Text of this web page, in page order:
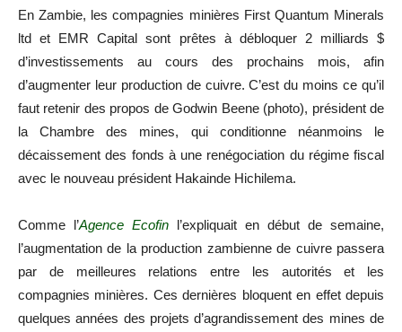
En Zambie, les compagnies minières First Quantum Minerals
ltd et EMR Capital sont prêtes à débloquer 2 milliards $
d’investissements au cours des prochains mois, afin
d’augmenter leur production de cuivre. C’est du moins ce qu’il
faut retenir des propos de Godwin Beene (photo), président de
la Chambre des mines, qui conditionne néanmoins le
décaissement des fonds à une renégociation du régime fiscal
avec le nouveau président Hakainde Hichilema.
Comme l’Agence Ecofin l’expliquait en début de semaine,
l’augmentation de la production zambienne de cuivre passera
par de meilleures relations entre les autorités et les
compagnies minières. Ces dernières bloquent en effet depuis
quelques années des projets d’agrandissement des mines de